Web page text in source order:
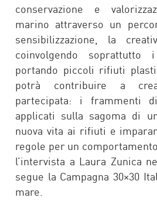
conservazione e
marino attraverso un
sensibilizzazione, la
coinvolgendo
portando piccoli rifiuti
potrà contribuire a
partecipata: i frammenti
applicati sulla sagoma di
nuova vita ai rifiuti e
regole per un
l’intervista a Laura Zunica
segue la Campagna 30×30
mare.